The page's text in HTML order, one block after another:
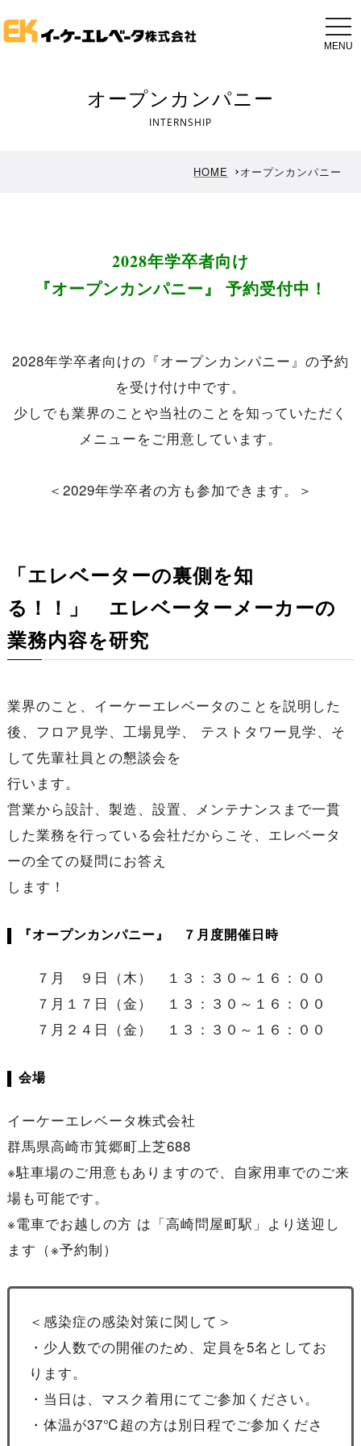
オープンカンパニー
INTERNSHIP
HOME オープンカンパニー
2028年学卒者向け
『オープンカンパニー』 予約受付中！
2028年学卒者向けの『オープンカンパニー』の予約
を受け付け中です。
少しでも業界のことや当社のことを知っていただく
メニューをご用意しています。
＜2029年学卒者の方も参加できます。＞
「エレベーターの裏側を知
る！！」 エレベーターメーカーの
業務内容を研究
業界のこと、イーケーエレベータのことを説明した
後、フロア見学、工場見学、 テストタワー見学、そ
して先輩社員との懇談会を
行います。
営業から設計、製造、設置、メンテナンスまで一貫
した業務を行っている会社だからこそ、エレベータ
ーの全ての疑問にお答え
します！
『オープンカンパニー』 ７月度開催日時
７月 ９日（木） １３：３０～１６：００
７月１７日（金） １３：３０～１６：００
７月２４日（金） １３：３０～１６：００
会場
イーケーエレベータ株式会社
群馬県高崎市箕郷町上芝688
※駐車場のご用意もありますので、自家用車でのご来
場も可能です。
※電車でお越しの方 は「高崎問屋町駅」より送迎し
ます（※予約制）
＜感染症の感染対策に関して＞
・少人数での開催のため、定員を5名としてお
ります。
・当日は、マスク着用にてご参加ください。
・体温が37℃超の方は別日程でご参加くださ